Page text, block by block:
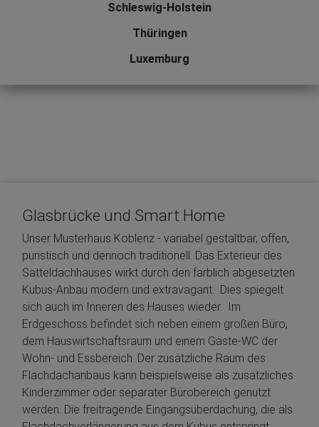
Schleswig-Holstein
Thüringen
Luxemburg
Glasbrücke und Smart Home
Unser Musterhaus Koblenz - variabel gestaltbar, offen,
puristisch und dennoch traditionell. Das Exterieur des
Satteldachhauses wirkt durch den farblich abgesetzten
Kubus-Anbau modern und extravagant. Dies spiegelt
sich auch im Inneren des Hauses wieder. Im
Erdgeschoss befindet sich neben einem großen Büro,
dem Hauswirtschaftsraum und einem Gäste-WC der
Wohn- und Essbereich. Der zusätzliche Raum des
Flachdachanbaus kann beispielsweise als zusätzliches
Kinderzimmer oder separater Bürobereich genutzt
werden. Die freitragende Eingangsüberdachung, die als